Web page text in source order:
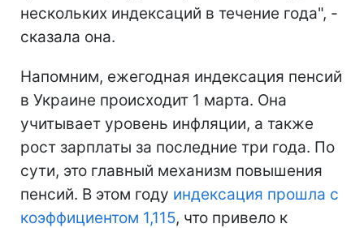
нескольких индексаций в течение года", -
сказала она.
Напомним, ежегодная индексация пенсий
в Украине происходит 1 марта. Она
учитывает уровень инфляции, а также
рост зарплаты за последние три года. По
сути, это главный механизм повышения
пенсий. В этом году индексация прошла с
коэффициентом 1,115, что привело к